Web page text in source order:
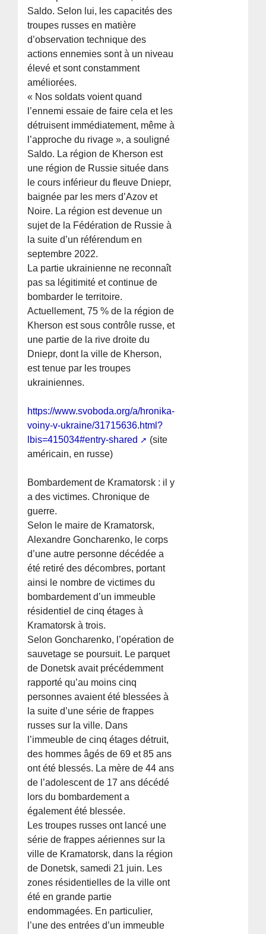
Saldo. Selon lui, les capacités des
troupes russes en matière
d’observation technique des
actions ennemies sont à un niveau
élevé et sont constamment
améliorées.
« Nos soldats voient quand
l’ennemi essaie de faire cela et les
détruisent immédiatement, même à
l’approche du rivage », a souligné
Saldo. La région de Kherson est
une région de Russie située dans
le cours inférieur du fleuve Dniepr,
baignée par les mers d’Azov et
Noire. La région est devenue un
sujet de la Fédération de Russie à
la suite d’un référendum en
septembre 2022.
La partie ukrainienne ne reconnaît
pas sa légitimité et continue de
bombarder le territoire.
Actuellement, 75 % de la région de
Kherson est sous contrôle russe, et
une partie de la rive droite du
Dniepr, dont la ville de Kherson,
est tenue par les troupes
ukrainiennes.
https://www.svoboda.org/a/hronika-
voiny-v-ukraine/31715636.html?
lbis=415034#entry-shared
(site
américain, en russe)
Bombardement de Kramatorsk : il y
a des victimes. Chronique de
guerre.
Selon le maire de Kramatorsk,
Alexandre Goncharenko, le corps
d’une autre personne décédée a
été retiré des décombres, portant
ainsi le nombre de victimes du
bombardement d’un immeuble
résidentiel de cinq étages à
Kramatorsk à trois.
Selon Goncharenko, l’opération de
sauvetage se poursuit. Le parquet
de Donetsk avait précédemment
rapporté qu’au moins cinq
personnes avaient été blessées à
la suite d’une série de frappes
russes sur la ville. Dans
l’immeuble de cinq étages détruit,
des hommes âgés de 69 et 85 ans
ont été blessés. La mère de 44 ans
de l’adolescent de 17 ans décédé
lors du bombardement a
également été blessée.
Les troupes russes ont lancé une
série de frappes aériennes sur la
ville de Kramatorsk, dans la région
de Donetsk, samedi 21 juin. Les
zones résidentielles de la ville ont
été en grande partie
endommagées. En particulier,
l’une des entrées d’un immeuble